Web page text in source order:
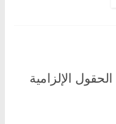
الحقول الإلزامية